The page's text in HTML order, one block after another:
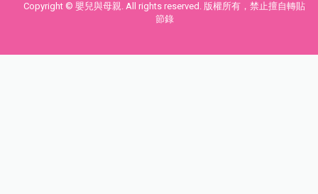
Copyright © 嬰兒與母親. All rights reserved. 版權所有，禁止擅自轉貼
節錄